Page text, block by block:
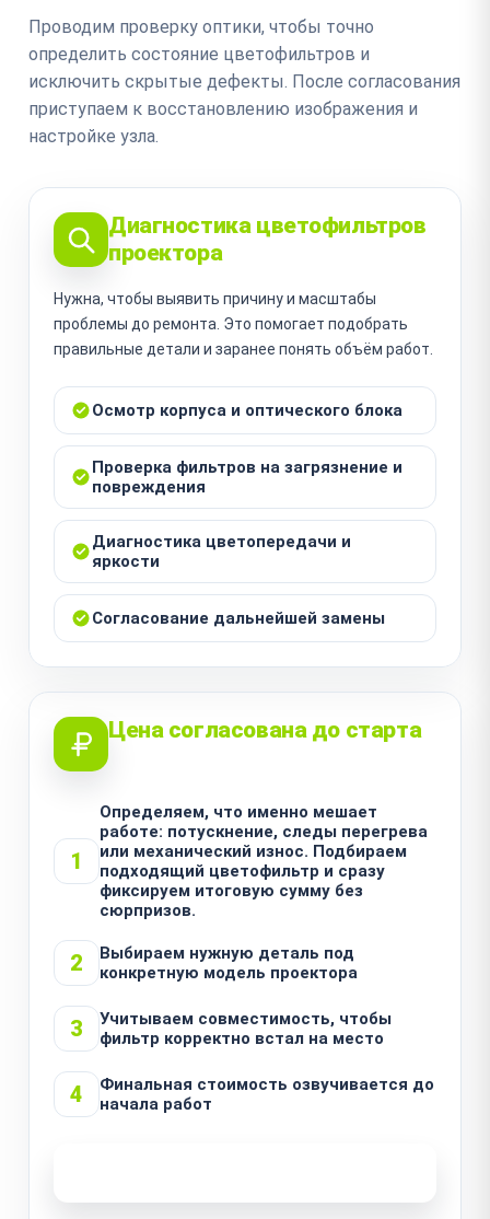
Проводим проверку оптики, чтобы точно
определить состояние цветофильтров и
исключить скрытые дефекты. После согласования
приступаем к восстановлению изображения и
настройке узла.
Диагностика цветофильтров
проектора
Нужна, чтобы выявить причину и масштабы
проблемы до ремонта. Это помогает подобрать
правильные детали и заранее понять объём работ.
Осмотр корпуса и оптического блока
Проверка фильтров на загрязнение и
повреждения
Диагностика цветопередачи и
яркости
Согласование дальнейшей замены
Цена согласована до старта
1
Определяем, что именно мешает
работе: потускнение, следы перегрева
или механический износ. Подбираем
подходящий цветофильтр и сразу
фиксируем итоговую сумму без
сюрпризов.
2
Выбираем нужную деталь под
конкретную модель проектора
3
Учитываем совместимость, чтобы
фильтр корректно встал на место
4
Финальная стоимость озвучивается до
начала работ